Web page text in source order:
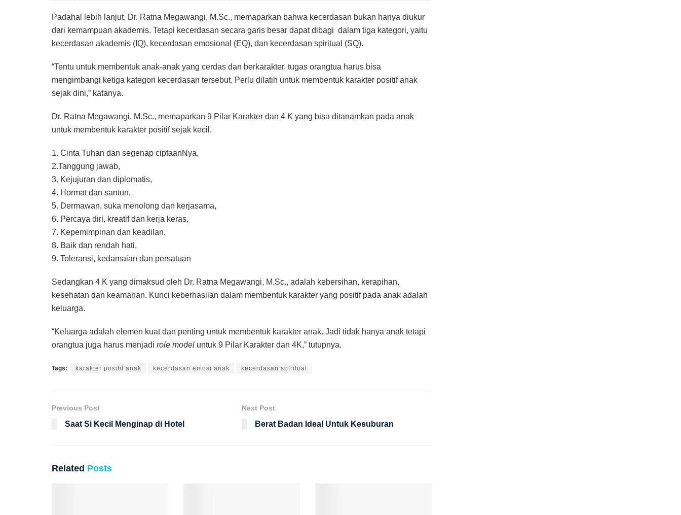
Padahal lebih lanjut, Dr. Ratna Megawangi, M.Sc., memaparkan bahwa kecerdasan bukan hanya diukur
dari kemampuan akademis. Tetapi kecerdasan secara garis besar dapat dibagi dalam tiga kategori, yaitu
kecerdasan akademis (IQ), kecerdasan emosional (EQ), dan kecerdasan spiritual (SQ).
“Tentu untuk membentuk anak-anak yang cerdas dan berkarakter, tugas orangtua harus bisa
mengimbangi ketiga kategori kecerdasan tersebut. Perlu dilatih untuk membentuk karakter positif anak
sejak dini,” katanya.
Dr. Ratna Megawangi, M.Sc., memaparkan 9 Pilar Karakter dan 4 K yang bisa ditanamkan pada anak
untuk membentuk karakter positif sejak kecil.
1. Cinta Tuhan dan segenap ciptaanNya,
2.Tanggung jawab,
3. Kejujuran dan diplomatis,
4. Hormat dan santun,
5. Dermawan, suka menolong dan kerjasama,
6. Percaya diri, kreatif dan kerja keras,
7. Kepemimpinan dan keadilan,
8. Baik dan rendah hati,
9. Toleransi, kedamaian dan persatuan
Sedangkan 4 K yang dimaksud oleh Dr. Ratna Megawangi, M.Sc., adalah kebersihan, kerapihan,
kesehatan dan keamanan. Kunci keberhasilan dalam membentuk karakter yang positif pada anak adalah
keluarga.
“Keluarga adalah elemen kuat dan penting untuk membentuk karakter anak. Jadi tidak hanya anak tetapi
orangtua juga harus menjadi role model untuk 9 Pilar Karakter dan 4K,” tutupnya.
Tags: karakter positif anak kecerdasan emosi anak kecerdasan spiritual
Previous Post
Saat Si Kecil Menginap di Hotel
Next Post
Berat Badan Ideal Untuk Kesuburan
Related Posts